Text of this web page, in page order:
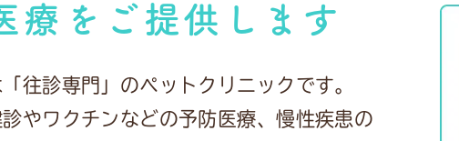
療をご提供します
往診専門」のペットクリニックです。
やワクチンなどの予防医療、慢性疾患の